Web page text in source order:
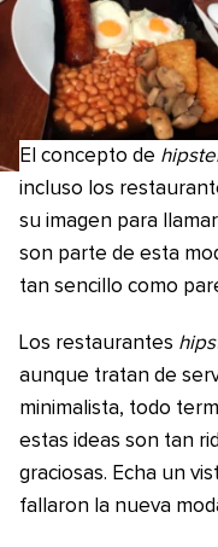
El concepto de
incluso los
su imagen para
son parte de esta
tan sencillo como
Los restaurantes
aunque tratan de
minimalista, todo
estas ideas son tan
graciosas. Echa un
fallaron la nueva